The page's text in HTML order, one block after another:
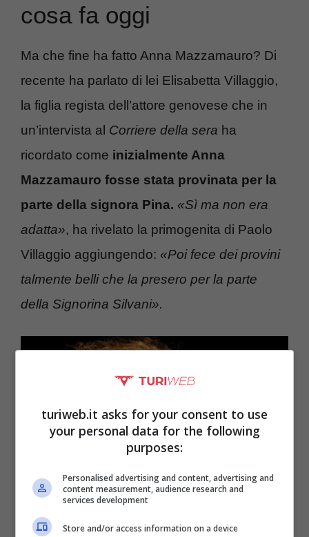
cosa fa oggi
Ma che fine ha fatto Anna Mazzamauro? Di
recente ha parlato di lei Elisabetta Villaggio,
la figlia regista dell’attore genovese che in
un’intervista al Corriere della sera ha
ricordato come inizialmente Anna
Mazzamauro fosse stata provinata per la
parte della signora Pina. «Sì ma non era
adatta», ha rivelato la primogenita di Paolo
Villaggio aggiungendo: «Poi fece dei provini
talmente belli che la presero per la parte
della Signorina Silvani».
Anna Mazzamauro continua a essere attiva a teatro (Foto
turiweb.it asks for your consent to use
your personal data for the following
purposes:
Personalised advertising and content, advertising and
content measurement, audience research and
services development
Store and/or access information on a device